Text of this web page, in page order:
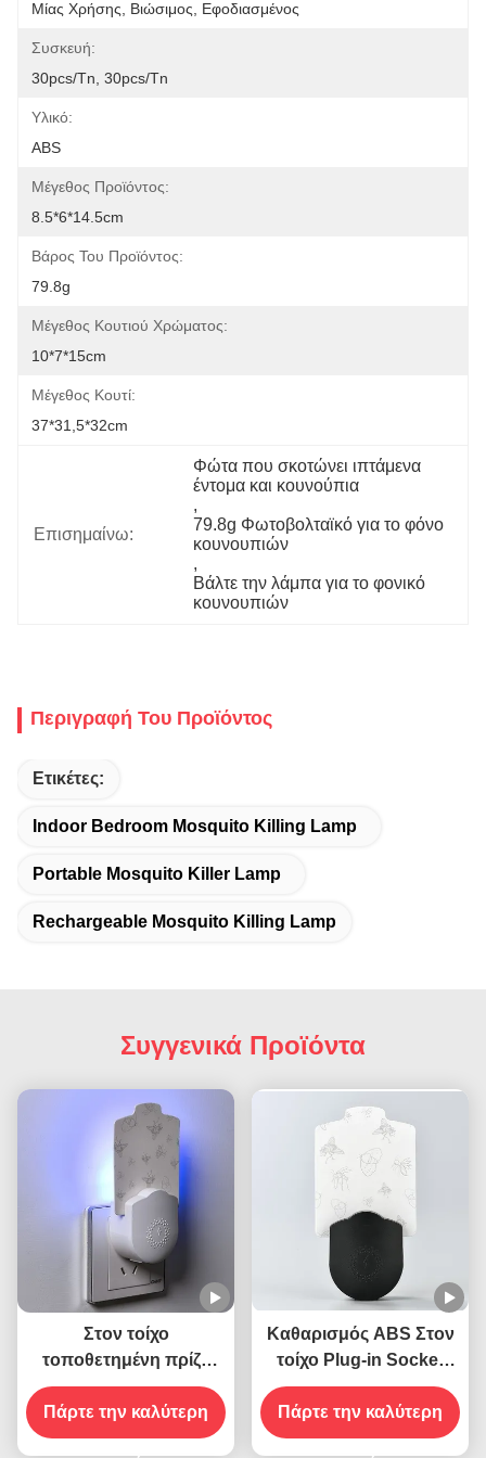
Μίας Χρήσης, Βιώσιμος, Εφοδιασμένος
Συσκευή:
30pcs/tn, 30pcs/tn
Υλικό:
ABS
Μέγεθος Προϊόντος:
8.5*6*14.5cm
Βάρος Του Προϊόντος:
79.8g
Μέγεθος Κουτιού Χρώματος:
10*7*15cm
Μέγεθος Κουτί:
37*31,5*32cm
Επισημαίνω:
Φώτα που σκοτώνει ιπτάμενα
έντομα και κουνούπια
,
79.8g Φωτοβολταϊκό για το φόνο
κουνουπιών
,
Βάλτε την λάμπα για το φονικό
κουνουπιών
Περιγραφή Του Προϊόντος
Ετικέτες:
Indoor Bedroom Mosquito Killing Lamp
Portable Mosquito Killer Lamp
Rechargeable Mosquito Killing Lamp
Συγγενικά Προϊόντα
Στον τοίχο
τοποθετημένη πρίζα
ηλεκτρική 395 ΝΜ UV
φονικό κουνούπι
φανάρι ιπτάμενο φονικό
Πάρτε την καλύτερη
Καθαρισμός ABS Στον
τοίχο Plug-in Socket
Ηλεκτρική 395 NM UV
Φωτοβολταϊκό Φόνου
Μοσχοειδών Φάλαινα
Πάρτε την καλύτερη